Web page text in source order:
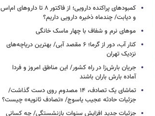
کمبودهای پراکنده دارویی؛ از فاکتور ۸ تا داروهای ام‌اس
و دیابت/ چندماه ذخیره دارویی داریم؟
موهای نرم و شفاف با چهار ماسک خانگی
کنار آب، دور از گرما؛ ۶ مقصد آبی/ بهترین دریاچه‌های
نزدیک تهران
جریان بارش‌زا در راه کشور/ این مناطق امروز و فردا
آماده بارش باران باشند
تماشای یک تصادف، ۱۴ مصدوم روی دست گذاشت/
جزئیات حادثه عجیب یاسوج/ «تصادف ثانویه» چیست؟
جزئیات جدید افزایش سنوات بازنشستگی/ چه کسانی